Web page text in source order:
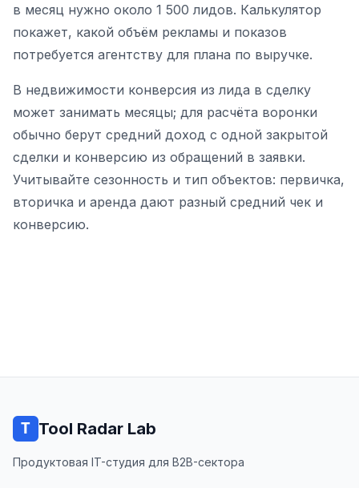
в месяц нужно около 1 500 лидов. Калькулятор
покажет, какой объём рекламы и показов
потребуется агентству для плана по выручке.
В недвижимости конверсия из лида в сделку
может занимать месяцы; для расчёта воронки
обычно берут средний доход с одной закрытой
сделки и конверсию из обращений в заявки.
Учитывайте сезонность и тип объектов: первичка,
вторичка и аренда дают разный средний чек и
конверсию.
Tool Radar Lab
Продуктовая IT-студия для B2B-сектора